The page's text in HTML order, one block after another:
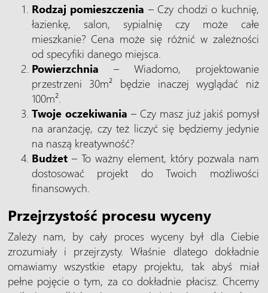
Rodzaj pomieszczenia – Czy chodzi o kuchnię,
łazienkę, salon, sypialnię czy może całe
mieszkanie? Cena może się różnić w zależności
od specyfiki danego miejsca.
Powierzchnia – Wiadomo, projektowanie
przestrzeni 30m² będzie inaczej wyglądać niż
100m².
Twoje oczekiwania – Czy masz już jakiś pomysł
na aranżację, czy też liczyć się będziemy jedynie
na naszą kreatywność?
Budżet– To ważny element, który pozwala nam
dostosować projekt do Twoich możliwości
finansowych.
Przejrzystość procesu wyceny
Zależy nam, by cały proces wyceny był dla Ciebie
zrozumiały i przejrzysty. Właśnie dlatego dokładnie
omawiamy wszystkie etapy projektu, tak abyś miał
pełne pojęcie o tym, za co dokładnie płacisz. Chcemy